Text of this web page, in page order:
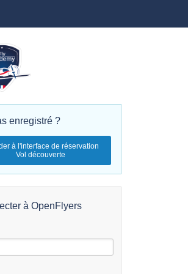
enregistré ?
à l'interface de réservation
Vol découverte
à OpenFlyers